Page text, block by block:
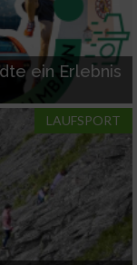
ein Erlebnis
LAUFSPORT